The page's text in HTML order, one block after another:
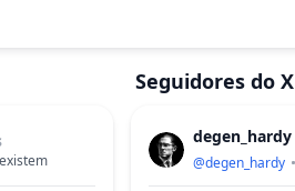
Seguidores do X
degen_hardy
@degen_hardy